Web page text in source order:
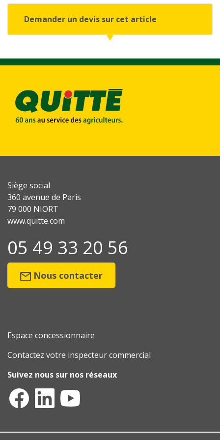
Demander un devis sur cet article
Siège social
360 avenue de Paris
79 000 NIORT
www.quitte.com
05 49 33 20 56
Nous contacter
Espace concessionnaire
Contactez votre inspecteur commercial
Suivez nous sur nos réseaux